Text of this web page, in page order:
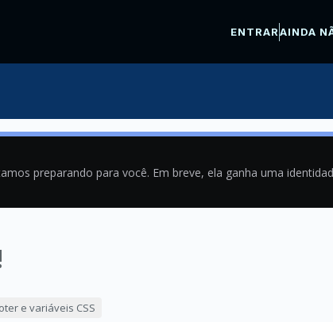
ENTRARAINDA
preparando para você. Em breve, ela ganha uma
e variáveis CSS